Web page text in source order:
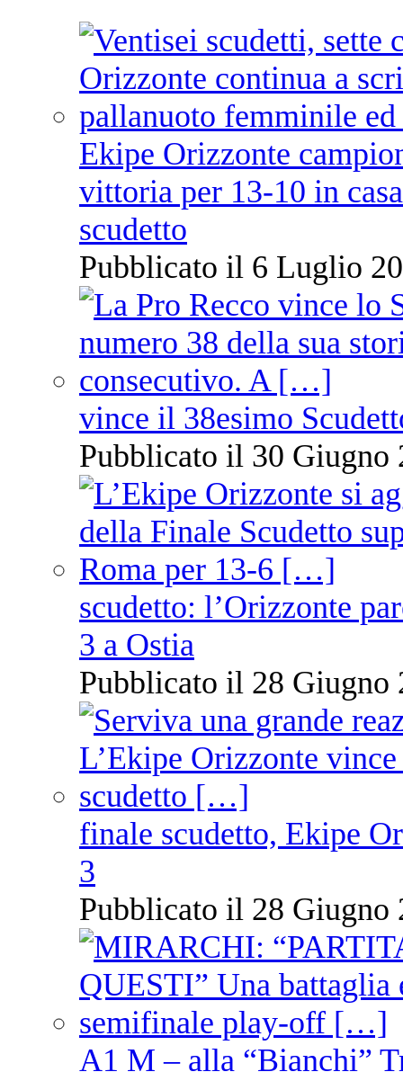
Ekipe Orizzonte
vittoria per 13-10 in
scudetto
Pubblicato il 6 Luglio
vince il 38esimo
Pubblicato il 30 Giugno
scudetto: l’Orizzonte
3 a Ostia
Pubblicato il 28 Giugno
finale scudetto, Ekipe
3
Pubblicato il 28 Giugno
A1 M – alla “Bianchi”